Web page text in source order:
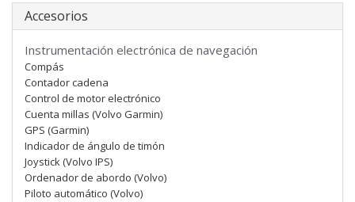
Accesorios
Instrumentación electrónica de navegación
Compás
Contador cadena
Control de motor electrónico
Cuenta millas (Volvo Garmin)
GPS (Garmin)
Indicador de ángulo de timón
Joystick (Volvo IPS)
Ordenador de abordo (Volvo)
Piloto automático (Volvo)